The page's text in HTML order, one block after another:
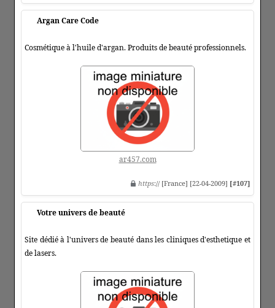
Argan Care Code
Cosmétique à l'huile d'argan. Produits de beauté professionnels.
ar457.com
https:// [France] [22-04-2009] [#107]
Votre univers de beauté
Site dédié à l'univers de beauté dans les cliniques d'esthetique et
de lasers.